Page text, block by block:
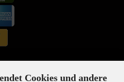
Cookies und andere